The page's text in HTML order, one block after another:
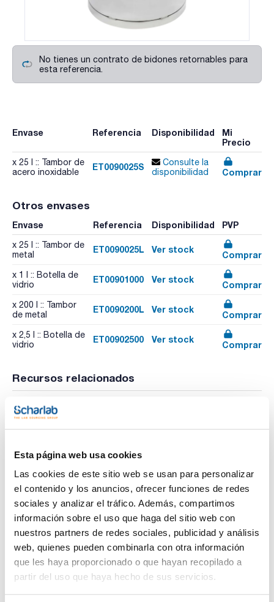
Esta página web usa cookies
Las cookies de este sitio web se usan para personalizar
el contenido y los anuncios, ofrecer funciones de redes
sociales y analizar el tráfico. Además, compartimos
información sobre el uso que haga del sitio web con
nuestros partners de redes sociales, publicidad y análisis
web, quienes pueden combinarla con otra información
que les haya proporcionado o que hayan recopilado a
partir del uso que haya hecho de sus servicios.
No tienes un contrato de bidones retornables para
esta referencia.
Envase Referencia Disponibilidad
Mi
Precio
x 25 l :: Tambor de
acero inoxidable
ET0090025S
Consulte la
disponibilidad
Comprar
Otros envases
Envase Referencia Disponibilidad PVP
x 25 l :: Tambor de
metal
ET0090025L Ver stock
Comprar
x 1 l :: Botella de
vidrio
ET00901000 Ver stock
Comprar
x 200 l :: Tambor
de metal
ET0090200L Ver stock
Comprar
x 2,5 l :: Botella de
vidrio
ET00902500 Ver stock
Comprar
Recursos relacionados